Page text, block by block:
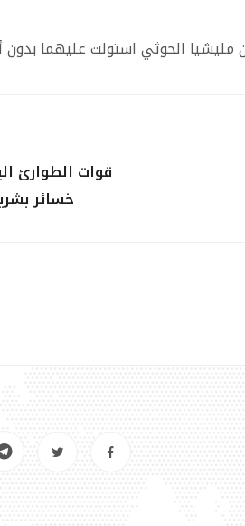
مليشيا الحوثي استولت عليهما
قوات الطوارئ
خسائر